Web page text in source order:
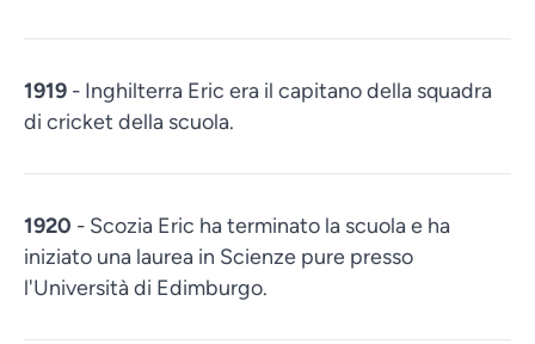
1919 - Inghilterra Eric era il capitano della squadra
di cricket della scuola.
1920 - Scozia Eric ha terminato la scuola e ha
iniziato una laurea in Scienze pure presso
l'Università di Edimburgo.